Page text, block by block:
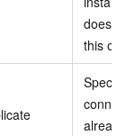
does
this